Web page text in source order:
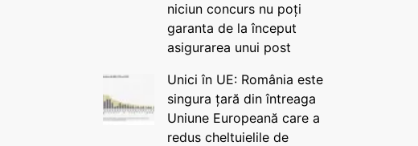
niciun concurs nu poți
garanta de la început
asigurarea unui post
Unici în UE: România este
singura țară din întreaga
Uniune Europeană care a
redus cheltuielile de